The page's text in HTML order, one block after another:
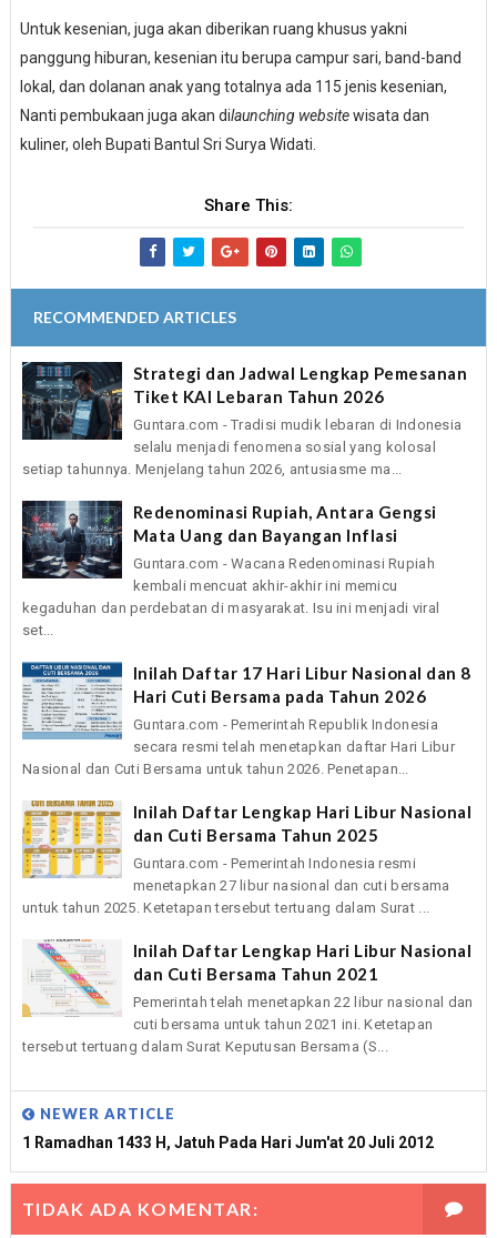
Untuk kesenian, juga akan diberikan ruang khusus yakni
panggung hiburan, kesenian itu berupa campur sari, band-band
lokal, dan dolanan anak yang totalnya ada 115 jenis kesenian,
Nanti pembukaan juga akan dilaunching websitewisata dan
kuliner, oleh Bupati Bantul Sri Surya Widati.
Share This:
RECOMMENDED ARTICLES
Strategi dan Jadwal Lengkap Pemesanan
Tiket KAI Lebaran Tahun 2026
Guntara.com - Tradisi mudik lebaran di Indonesia
selalu menjadi fenomena sosial yang kolosal
setiap tahunnya. Menjelang tahun 2026, antusiasme ma...
Redenominasi Rupiah, Antara Gengsi
Mata Uang dan Bayangan Inflasi
Guntara.com - Wacana Redenominasi Rupiah
kembali mencuat akhir-akhir ini memicu
kegaduhan dan perdebatan di masyarakat. Isu ini menjadi viral
set...
Inilah Daftar 17 Hari Libur Nasional dan 8
Hari Cuti Bersama pada Tahun 2026
Guntara.com - Pemerintah Republik Indonesia
secara resmi telah menetapkan daftar Hari Libur
Nasional dan Cuti Bersama untuk tahun 2026. Penetapan...
Inilah Daftar Lengkap Hari Libur Nasional
dan Cuti Bersama Tahun 2025
Guntara.com - Pemerintah Indonesia resmi
menetapkan 27 libur nasional dan cuti bersama
untuk tahun 2025. Ketetapan tersebut tertuang dalam Surat ...
Inilah Daftar Lengkap Hari Libur Nasional
dan Cuti Bersama Tahun 2021
Pemerintah telah menetapkan 22 libur nasional dan
cuti bersama untuk tahun 2021 ini. Ketetapan
tersebut tertuang dalam Surat Keputusan Bersama (S...
NEWER ARTICLE
1 Ramadhan 1433 H, Jatuh Pada Hari Jum'at 20 Juli 2012
TIDAK ADA KOMENTAR: